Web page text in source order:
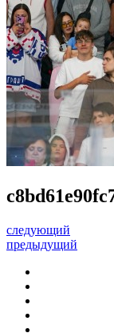
следующий
предыдущий